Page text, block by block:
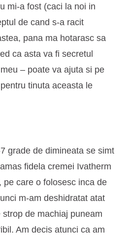
mi-a fost (caci la noi in
de cand s-a racit
pana ma hotarasc sa
ca asta va fi secretul
– poate va ajuta si pe
tinuta aceasta le
grade de dimineata se simt
fidela cremei Ivatherm
pe care o folosesc inca de
m-am deshidratat atat
de machiaj puneam
Am decis atunci ca am